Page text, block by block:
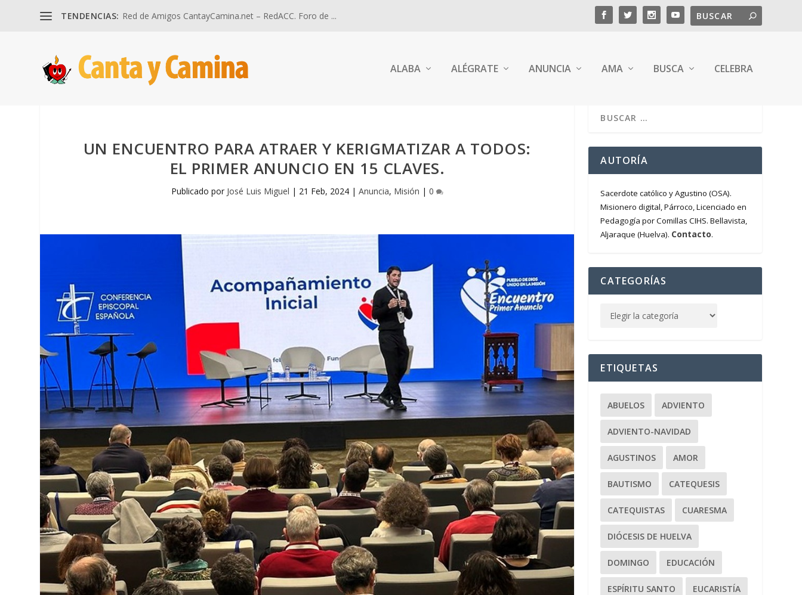
TENDENCIAS: Red de Amigos CantayCamina.net – RedACC. Foro de ...
ALABA ALÉGRATE ANUNCIA AMA BUSCA CELEBRA
UN ENCUENTRO PARA ATRAER Y KERIGMATIZAR A TODOS:
EL PRIMER ANUNCIO EN 15 CLAVES.
Publicado por José Luis Miguel | 21 Feb, 2024| Anuncia, Misión | 0
AUTORÍA
Sacerdote católico y Agustino (OSA).
Misionero digital, Párroco, Licenciado en
Pedagogía por Comillas CIHS. Bellavista,
Aljaraque (Huelva). Contacto.
CATEGORÍAS
ETIQUETAS
ABUELOS ADVIENTO
ADVIENTO-NAVIDAD
AGUSTINOS AMOR
BAUTISMO CATEQUESIS
CATEQUISTAS CUARESMA
DIÓCESIS DE HUELVA
DOMINGO EDUCACIÓN
ESPÍRITU SANTO EUCARISTÍA